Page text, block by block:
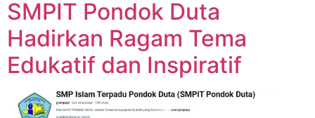
SMPIT Pondok Duta
Hadirkan Ragam Tema
Edukatif dan Inspiratif